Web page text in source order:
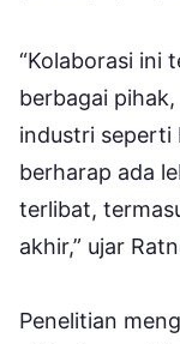
“Kolaborasi ini
berbagai
industri seperti
berharap ada
terlibat,
akhir,” ujar
Penelitian